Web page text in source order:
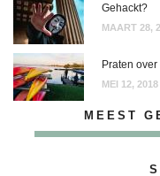
Gehackt?
MAART 28,
Praten over
MEI 12, 2018
MEEST